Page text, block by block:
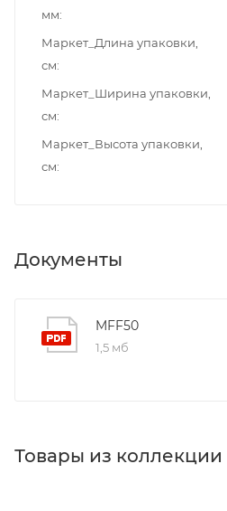
мм
Маркет_Длина упаковки,
см
Маркет_Ширина упаковки,
см
Маркет_Высота упаковки,
см
Документы
MFF50
1,5 мб
Товары из коллекции